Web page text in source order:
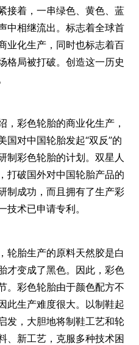
接着，一串绿色、黄色、蓝
中相继流出。标志着全球首
业化生产，同时也标志着百
格局被打破。创造这一历史
，彩色轮胎的商业化生产，
国对中国轮胎发起“双反”的
制彩色轮胎的计划。双星人
打破国外对中国轮胎产品的
制成功，而且拥有了生产彩
术已申请专利。
轮胎生产的原料天然胶是白
才变成了黑色。因此，彩色
。彩色轮胎由于颜色配方不
此生产难度很大。以制鞋起
发，大胆地将制鞋工艺和轮
、新工艺，克服多种技术困